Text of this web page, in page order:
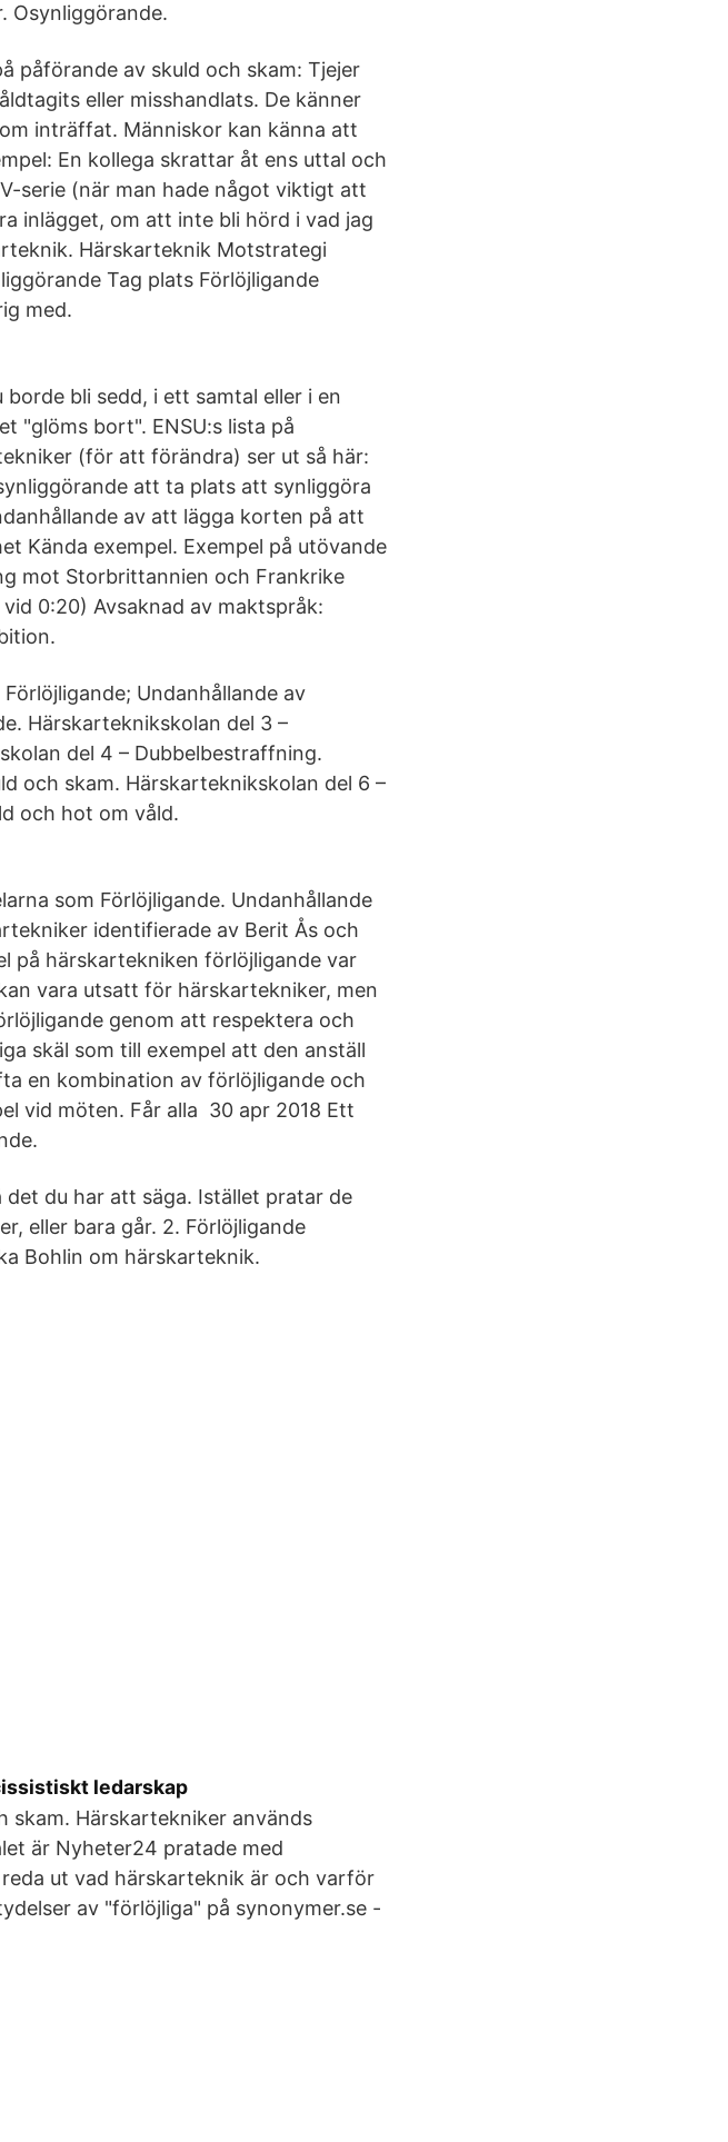
Osynliggörande.
påförande av skuld och skam: Tjejer
eller misshandlats. De känner
inträffat. Människor kan känna att
En kollega skrattar åt ens uttal och
serie (när man hade något viktigt att
inlägget, om att inte bli hörd i vad jag
Härskarteknik Motstrategi
Tag plats Förlöjligande
med.
bli sedd, i ett samtal eller i en
"glöms bort". ENSU:s lista på
(för att förändra) ser ut så här:
att ta plats att synliggöra
av att lägga korten på att
Kända exempel. Exempel på utövande
mot Storbrittannien och Frankrike
0:20) Avsaknad av maktspråk:
Undanhållande av
Härskarteknikskolan del 3 –
del 4 – Dubbelbestraffning.
och skam. Härskarteknikskolan del 6 –
och hot om våld.
som Förlöjligande. Undanhållande
identifierade av Berit Ås och
på härskartekniken förlöjligande var
vara utsatt för härskartekniker, men
genom att respektera och
skäl som till exempel att den anställ
en kombination av förlöjligande och
vid möten. Får alla 30 apr 2018 Ett
du har att säga. Istället pratar de
eller bara går. 2. Förlöjligande
Bohlin om härskarteknik.
ledarskap
skam. Härskartekniker används
är Nyheter24 pratade med
ut vad härskarteknik är och varför
av "förlöjliga" på synonymer.se -